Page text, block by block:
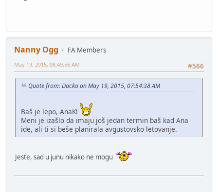
Nanny Ogg
FA Members
#566
May 19, 2015, 08:49:56 AM
Quote from: Dacko on May 19, 2015, 07:54:38 AM
Baš je lepo, AnaK!
Meni je izašlo da imaju još jedan termin baš kad Ana
ide, ali ti si beše planirala avgustovsko letovanje.
Jeste, sad u junu nikako ne mogu